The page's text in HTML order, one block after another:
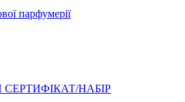
парфумерії
НАБІР